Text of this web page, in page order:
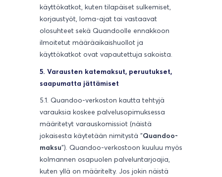
käyttökatkot, kuten tilapäiset sulkemiset,
korjaustyöt, loma-ajat tai vastaavat
olosuhteet sekä Quandoolle ennakkoon
ilmoitetut määräaikaishuollot ja
käyttökatkot ovat vapautettuja sakoista.
5. Varausten katemaksut, peruutukset,
saapumatta jättämiset
5.1. Quandoo-verkoston kautta tehtyjä
varauksia koskee palvelusopimuksessa
määritetyt varauskomissiot (näistä
jokaisesta käytetään nimitystä "Quandoo-
maksu"). Quandoo-verkostoon kuuluu myös
kolmannen osapuolen palveluntarjoajia,
kuten yllä on määritelty. Jos jokin näistä